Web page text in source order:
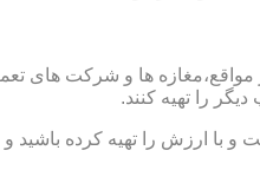
ها و شرکت های
را تهیه کنند.
ارزش را تهیه کرده باشید